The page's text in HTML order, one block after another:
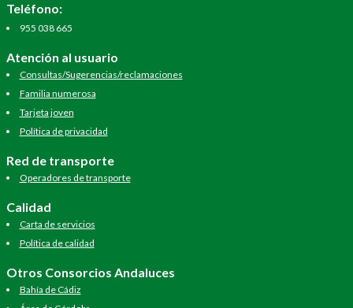
Teléfono:
955 038 665
Atención al usuario
Consultas/Sugerencias/reclamaciones
Familia numerosa
Tarjeta joven
Política de privacidad
Red de transporte
Operadores de transporte
Calidad
Carta de servicios
Política de calidad
Otros Consorcios Andaluces
Bahía de Cádiz